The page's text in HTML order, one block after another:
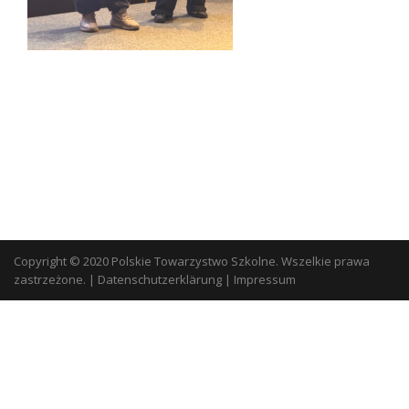
Copyright © 2020 Polskie Towarzystwo Szkolne. Wszelkie prawa
zastrzeżone. | Datenschutzerklärung | Impressum